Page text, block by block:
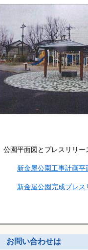
公園平面図とプレスリリー
新金屋公園工事計画平
新金屋公園完成プレス
お問い合わせは